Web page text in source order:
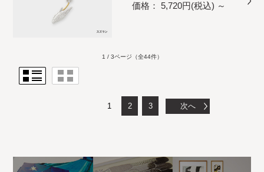
価格： 5,720円(税込) ～
1 / 3ページ （全44件）
1 2 3 次へ